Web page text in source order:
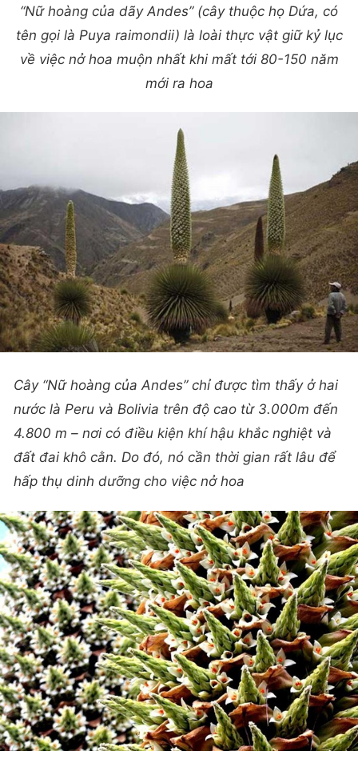
“Nữ hoàng của dãy Andes” (cây thuộc họ Dứa, có
tên gọi là Puya raimondii) là loài thực vật giữ kỷ lục
về việc nở hoa muộn nhất khi mất tới 80-150 năm
mới ra hoa
Cây “Nữ hoàng của Andes” chỉ được tìm thấy ở hai
nước là Peru và Bolivia trên độ cao từ 3.000m đến
4.800 m – nơi có điều kiện khí hậu khắc nghiệt và
đất đai khô cằn. Do đó, nó cần thời gian rất lâu để
hấp thụ dinh dưỡng cho việc nở hoa